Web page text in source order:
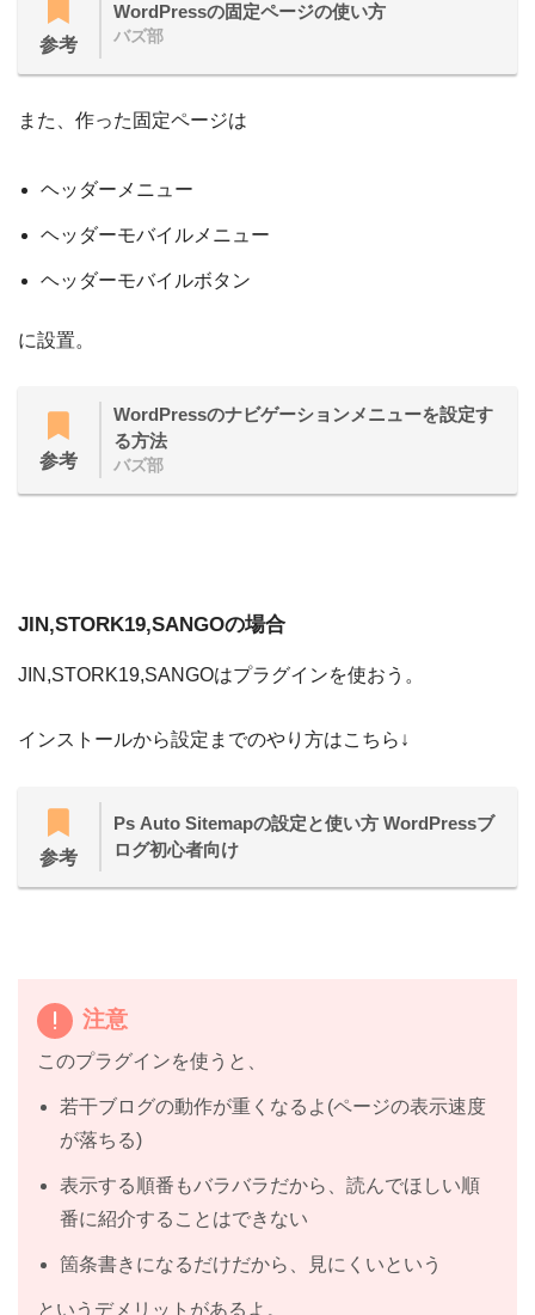
参考
WordPressの固定ページの使い方
バズ部
また、作った固定ページは
ヘッダーメニュー
ヘッダーモバイルメニュー
ヘッダーモバイルボタン
に設置。
参考
WordPressのナビゲーションメニューを設定す
る方法
バズ部
JIN,STORK19,SANGOの場合
JIN,STORK19,SANGOはプラグインを使おう。
インストールから設定までのやり方はこちら↓
参考
Ps Auto Sitemapの設定と使い方 WordPressブ
ログ初心者向け
注意
このプラグインを使うと、
若干ブログの動作が重くなるよ(ページの表示速度
が落ちる)
表示する順番もバラバラだから、読んでほしい順
番に紹介することはできない
箇条書きになるだけだから、見にくいという
というデメリットがあるよ。